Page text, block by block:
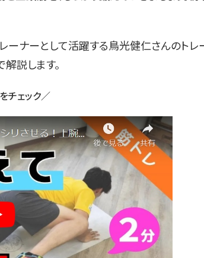
ーナーとして活躍する鳥光健仁さんのトレ
説します。
チェック／